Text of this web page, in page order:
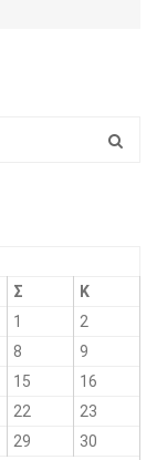
Σ
Κ
1
2
8
9
15
16
22
23
29
30